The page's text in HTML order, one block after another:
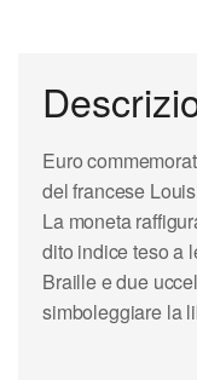
Euro
del francese
La moneta
dito indice teso a
Braille e due
simboleggiare la